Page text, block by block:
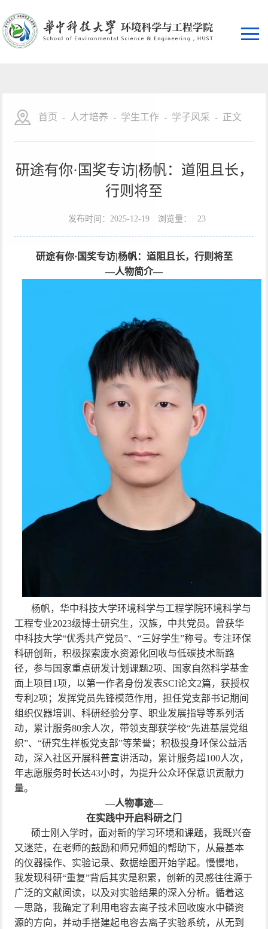
首页 - 人才培养 - 学生工作 - 学子风采 - 正文
研途有你·国奖专访|杨帆：道阻且长，
行则将至
发布时间：2025-12-19 浏览量： 23
研途有你·国奖专访|杨帆：道阻且长，行则将至
—人物简介—
杨帆，华中科技大学环境科学与工程学院环境科学与
工程专业2023级博士研究生，汉族，中共党员。曾获华
中科技大学“优秀共产党员”、“三好学生”称号。专注环保
科研创新，积极探索废水资源化回收与低碳技术新路
径，参与国家重点研发计划课题2项、国家自然科学基金
面上项目 1项，以第一作者身份发表SCI论文2篇，获授权
专利 2项；发挥党员先锋模范作用，担任党支部书记期间
组织仪器培训、科研经验分享、职业发展指导等系列活
动，累计服务80余人次，带领支部获学校“先进基层党组
织”、“研究生样板党支部”等荣誉；积极投身环保公益活
动，深入社区开展科普宣讲活动，累计服务超100人次，
年志愿服务时长达43小时，为提升公众环保意识贡献力
量。
—人物事迹—
在实践中开启科研之门
硕士刚入学时，面对新的学习环境和课题，我既兴奋
又迷茫，在老师的鼓励和师兄师姐的帮助下，从最基本
的仪器操作、实验记录、数据绘图开始学起。慢慢地，
我发现科研“重复”背后其实是积累，创新的灵感往往源于
广泛的文献阅读，以及对实验结果的深入分析。循着这
一思路，我确定了利用电容去离子技术回收废水中磷资
源的方向，并动手搭建起电容去离子实验系统，从无到